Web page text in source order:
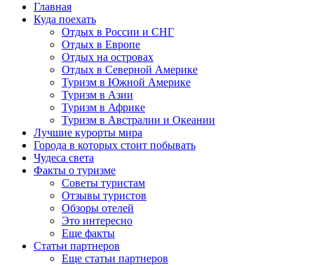
Главная
Куда поехать
Отдых в России и СНГ
Отдых в Европе
Отдых на островах
Отдых в Северной Америке
Туризм в Южной Америке
Туризм в Азии
Туризм в Африке
Туризм в Австралии и Океании
Лучшие курорты мира
Города в которых стоит побывать
Чудеса света
Факты о туризме
Советы туристам
Отзывы туристов
Обзоры отелей
Это интересно
Еще факты
Статьи партнеров
Еще статьи партнеров